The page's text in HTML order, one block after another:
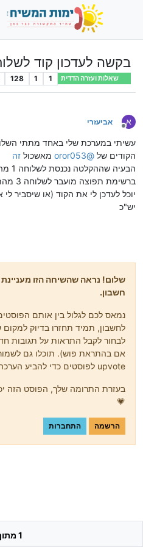
בקשה לעדכון קוד
שאלות ועזרה הדדית 1
1
128
א
מנותק
אביעזרי
עשיתי במערכת שלי באחד מתתי
הקודים של @
oror053 מאשכול זה
יוכל לעדכן לי את הקוד (או שיסביר לי
יש"כ
שלום! נראה שהשיחה הזו מעניינת
חשבון.
נמאס לכם לגלול בין אותם
לחשבון, תמיד תחזרו בדיוק למקום
לבחור לקבל התראות על תגובות
אם בהתראת פוש). תוכלו גם לשמור
upvote לפוסטים כדי להביע הערכה לחברי קהילה אחרים.
בעזרת התרומה שלך, הפוסט הזה
💗
הרשמה התחברות
1 מתוך 1